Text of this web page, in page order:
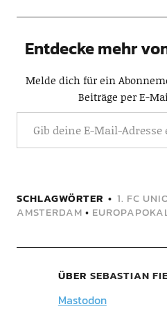
Entdecke mehr
Melde dich für ein
Beiträge per E-
SCHLAGWÖRTER 1. FC
AMSTERDAM •
ÜBER SEBASTIAN
Mastodon